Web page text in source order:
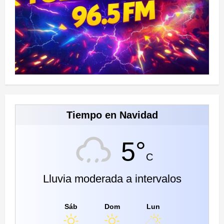
Tiempo en Navidad
5°C
Lluvia moderada a intervalos
Sáb Dom Lun